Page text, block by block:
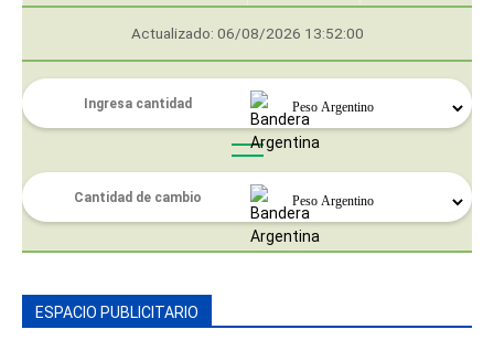
Actualizado: 06/08/2026 13:52:00
ESPACIO PUBLICITARIO